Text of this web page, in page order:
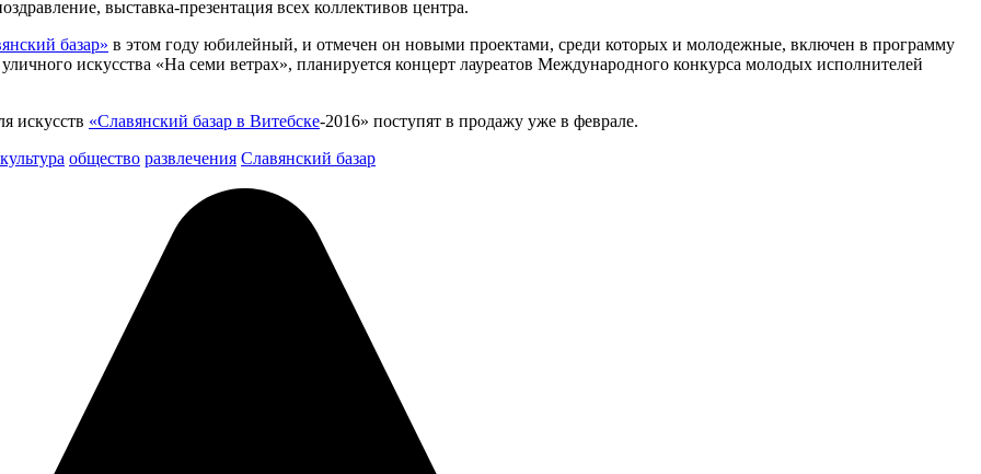
выставка-презентация всех коллективов центра.
базар» в этом году юбилейный, и отмечен он новыми проектами, среди которых и молодежные, включен в программу
искусства «На семи ветрах», планируется концерт лауреатов Международного конкурса молодых исполнителей
искусств «Славянский базар в Витебске-2016» поступят в продажу уже в феврале.
культура общество развлечения Славянский базар